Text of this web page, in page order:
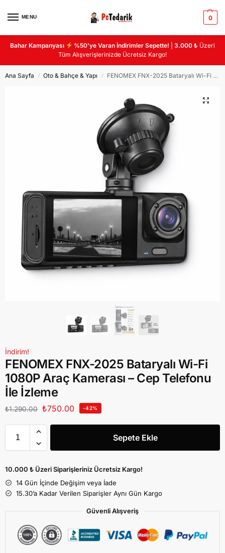
MENU 0
Bahar Kampanyası %50’ye Varan İndirimler Sepette! |3.000 ₺ Üzeri
Tüm Alışverişlerinizde Ücretsiz Kargo!
Ana Sayfa / Oto & Bahçe & Yapı / FENOMEX FNX-2025 Bataryalı Wi-Fi 1080P Araç Kamerası – Cep Telefonu İle İzleme
İndirim!
FENOMEX FNX-2025 Bataryalı Wi-Fi
1080P Araç Kamerası – Cep Telefonu
İle İzleme
₺1.290.00 ₺750.00 -42%
Sepete Ekle
10.000 ₺ Üzeri Siparişleriniz Ücretsiz Kargo!
14 Gün İçinde Değişim veya İade
15.30’a Kadar Verilen Siparişler Aynı Gün Kargo
Güvenli Alışveriş